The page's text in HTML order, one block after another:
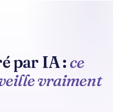
par IA : ce
vraiment